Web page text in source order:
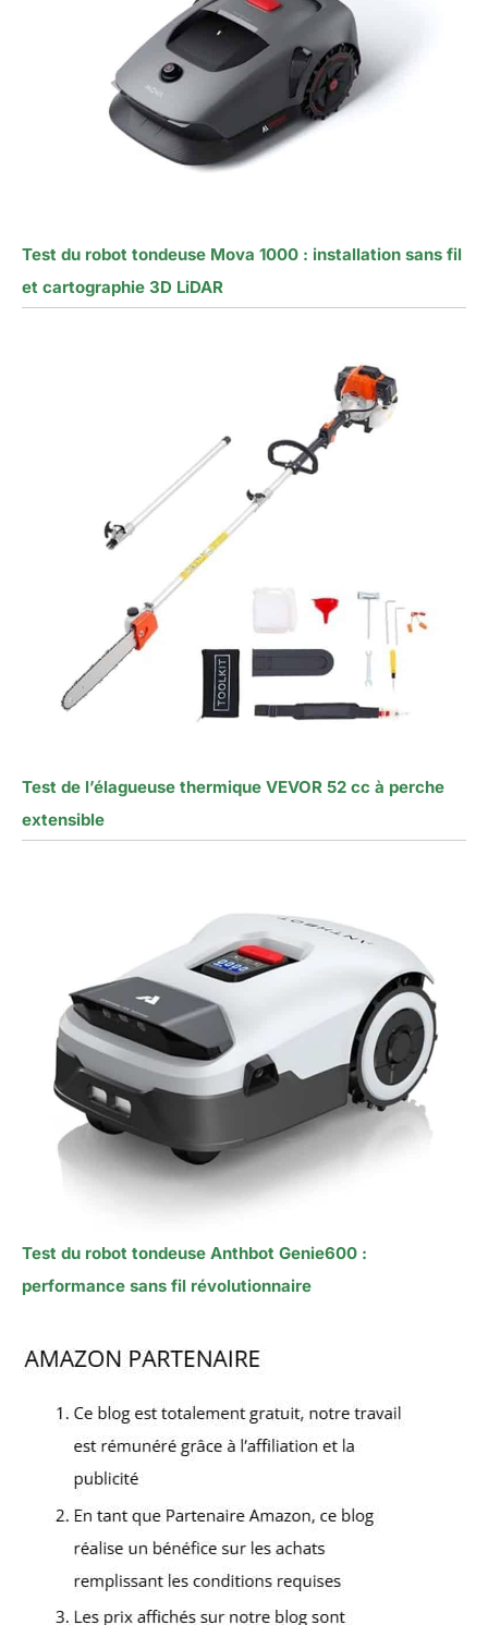
Test du robot tondeuse Mova 1000 : installation sans fil
et cartographie 3D LiDAR
Test de l’élagueuse thermique VEVOR 52 cc à perche
extensible
Test du robot tondeuse Anthbot Genie600 :
performance sans fil révolutionnaire